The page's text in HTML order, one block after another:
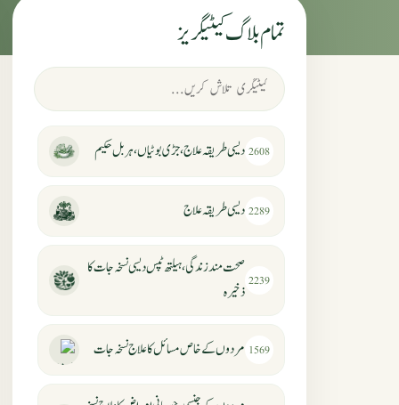
تمام بلاگ کیٹیگریز
2608 دیسی طریقہ علاج، جڑی بوٹیاں، ہربل حکیم
2289 دیسی طریقہ علاج
2239
صحت مند زندگی، ہیلتھ ٹپس دیسی نسخہ جات کا
ذخیرہ
1569 مردوں کے خاص مسائل کا علاج نسخہ جات